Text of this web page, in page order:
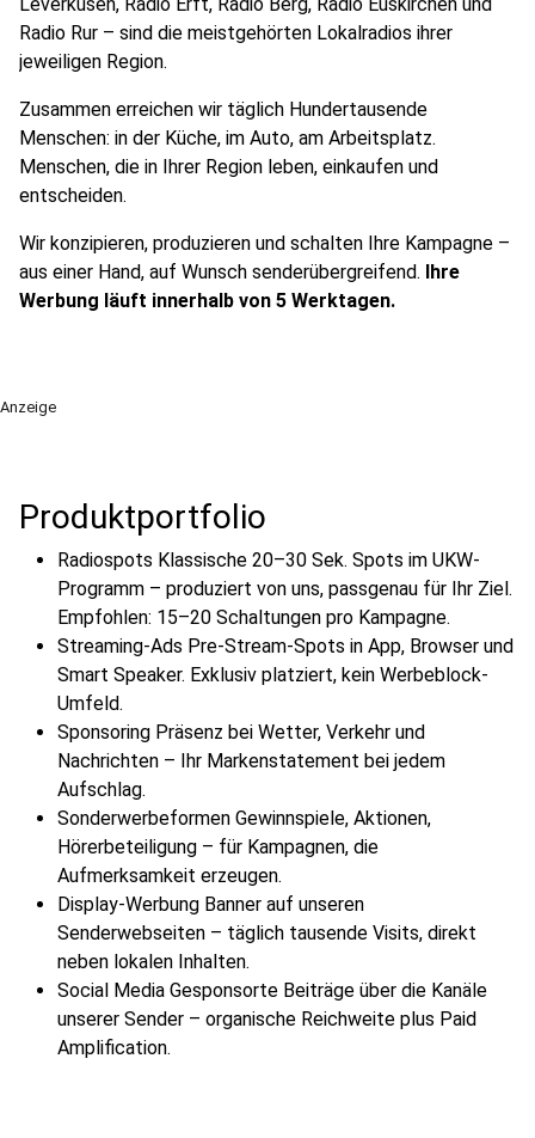
Radio Rur – sind die meistgehörten Lokalradios ihrer
jeweiligen Region.
Zusammen erreichen wir täglich Hundertausende
Menschen: in der Küche, im Auto, am Arbeitsplatz.
Menschen, die in Ihrer Region leben, einkaufen und
entscheiden.
Wir konzipieren, produzieren und schalten Ihre Kampagne –
aus einer Hand, auf Wunsch senderübergreifend. Ihre
Werbung läuft innerhalb von 5 Werktagen.
Anzeige
Produktportfolio
Radiospots Klassische 20–30 Sek. Spots im UKW-
Programm – produziert von uns, passgenau für Ihr Ziel.
Empfohlen: 15–20 Schaltungen pro Kampagne.
Streaming-Ads Pre-Stream-Spots in App, Browser und
Smart Speaker. Exklusiv platziert, kein Werbeblock-
Umfeld.
Sponsoring Präsenz bei Wetter, Verkehr und
Nachrichten – Ihr Markenstatement bei jedem
Aufschlag.
Sonderwerbeformen Gewinnspiele, Aktionen,
Hörerbeteiligung – für Kampagnen, die
Aufmerksamkeit erzeugen.
Display-Werbung Banner auf unseren
Senderwebseiten – täglich tausende Visits, direkt
neben lokalen Inhalten.
Social Media Gesponsorte Beiträge über die Kanäle
unserer Sender – organische Reichweite plus Paid
Amplification.